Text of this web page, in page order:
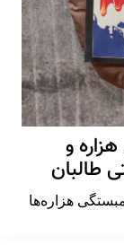
و
طالبان
هزاره‌ها